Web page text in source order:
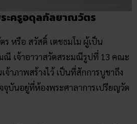
ะครูอดุลกัลยาณวัตร
หรือ สวัสดิ์ เตชธมโม ผู้เป็น
ณี เจ้าอาวาสวัดสระมณีรูปที่ 13 คณะ
าภาพสร้างไว้ เป็นที่สักการบูชาถึง
บันอยู่ที่ห้องพระศาลาการเปรียญวัด